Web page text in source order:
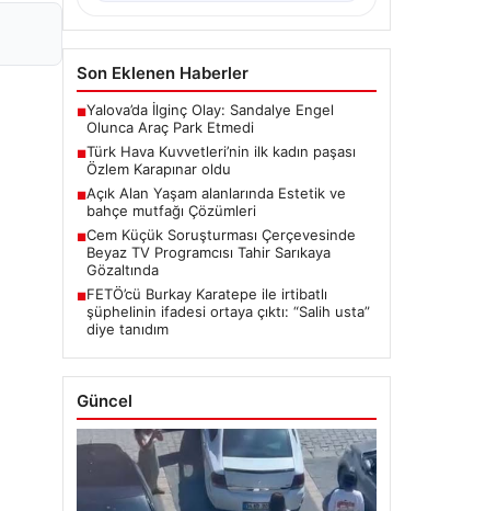
Son Eklenen Haberler
■Yalova’da İlginç Olay: Sandalye Engel
Olunca Araç Park Etmedi
■Türk Hava Kuvvetleri’nin ilk kadın paşası
Özlem Karapınar oldu
■Açık Alan Yaşam alanlarında Estetik ve
bahçe mutfağı Çözümleri
■Cem Küçük Soruşturması Çerçevesinde
Beyaz TV Programcısı Tahir Sarıkaya
Gözaltında
■FETÖ’cü Burkay Karatepe ile irtibatlı
şüphelinin ifadesi ortaya çıktı: “Salih usta”
diye tanıdım
Güncel